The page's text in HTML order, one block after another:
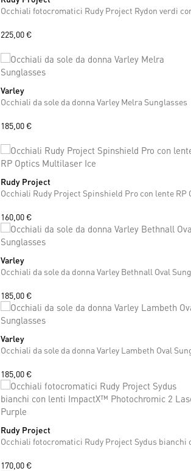
225,00 €
ONE SIZE
Varley
Occhiali da sole da donna Varley Melra Sunglasses
185,00 €
ONE SIZE
Rudy Project
160,00 €
ONE SIZE
Varley
185,00 €
ONE SIZE
Varley
185,00 €
ONE SIZE
Rudy Project
170,00 €